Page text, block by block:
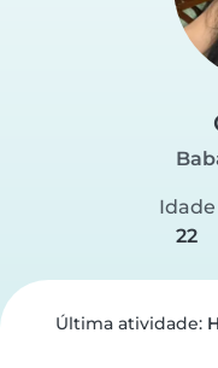
Idade
22
Última atividade: